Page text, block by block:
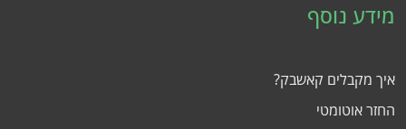
מידע נוסף
איך מקבלים קאשבק?
החזר אוטומטי